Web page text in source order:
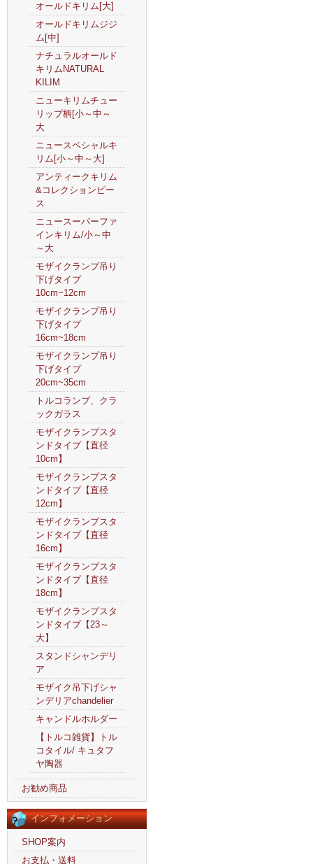
オールドキリム[大]
オールドキリムジジ
ム[中]
ナチュラルオールド
キリムNATURAL
KILIM
ニューキリムチュー
リップ柄[小～中～
大
ニュースペシャルキ
リム[小～中～大]
アンティークキリム
&コレクションピー
ス
ニュースーパーファ
インキリム/小～中
～大
モザイクランプ吊り
下げタイプ
10cm~12cm
モザイクランプ吊り
下げタイプ
16cm~18cm
モザイクランプ吊り
下げタイプ
20cm~35cm
トルコランプ、クラ
ックガラス
モザイクランプスタ
ンドタイプ【直径
10cm】
モザイクランプスタ
ンドタイプ【直径
12cm】
モザイクランプスタ
ンドタイプ【直径
16cm】
モザイクランプスタ
ンドタイプ【直径
18cm】
モザイクランプスタ
ンドタイプ【23～
大】
スタンドシャンデリ
ア
モザイク吊下げシャ
ンデリアchandelier
キャンドルホルダー
【トルコ雑貨】トル
コタイル/ キュタフ
ヤ陶器
お勧め商品
インフォメーション
SHOP案内
お支払・送料